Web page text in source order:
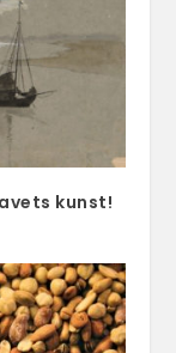
kunst!